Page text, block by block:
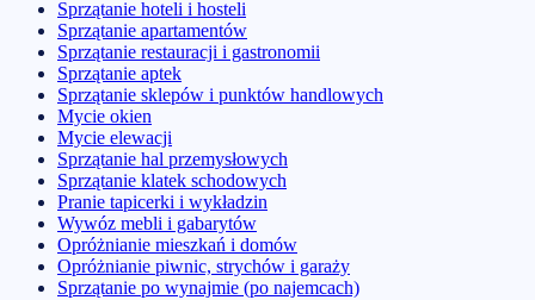
Sprzątanie hoteli i hosteli
Sprzątanie apartamentów
Sprzątanie restauracji i gastronomii
Sprzątanie aptek
Sprzątanie sklepów i punktów handlowych
Mycie okien
Mycie elewacji
Sprzątanie hal przemysłowych
Sprzątanie klatek schodowych
Pranie tapicerki i wykładzin
Wywóz mebli i gabarytów
Opróżnianie mieszkań i domów
Opróżnianie piwnic, strychów i garaży
Sprzątanie po wynajmie (po najemcach)